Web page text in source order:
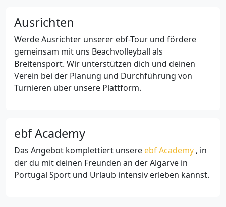
Ausrichten
Werde Ausrichter unserer ebf-Tour und fördere
gemeinsam mit uns Beachvolleyball als
Breitensport. Wir unterstützen dich und deinen
Verein bei der Planung und Durchführung von
Turnieren über unsere Plattform.
ebf Academy
Das Angebot komplettiert unsere ebf Academy , in
der du mit deinen Freunden an der Algarve in
Portugal Sport und Urlaub intensiv erleben kannst.